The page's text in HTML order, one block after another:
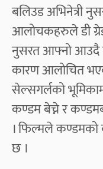
बलिउड अभिनेत्री
आलोचकहरुले डी
नुसरत आफ्नो आउदै
कारण आलोचित
सेल्सगर्लको
कण्डम बेच्ने र
। फिल्मले कण्डमको
छ ।